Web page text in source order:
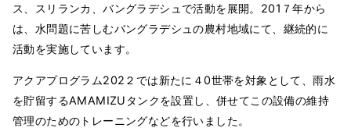
ス、スリランカ、バングラデシュで活動を展開。201７年から
は、水問題に苦しむバングラデシュの農村地域にて、継続的に
活動を実施しています。
アクアプログラム202２では新たに４0世帯を対象として、雨水
を貯留するAMAMIZUタンクを設置し、併せてこの設備の維持
管理のためのトレーニングなどを行いました。